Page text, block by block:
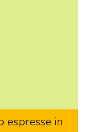
espresse in